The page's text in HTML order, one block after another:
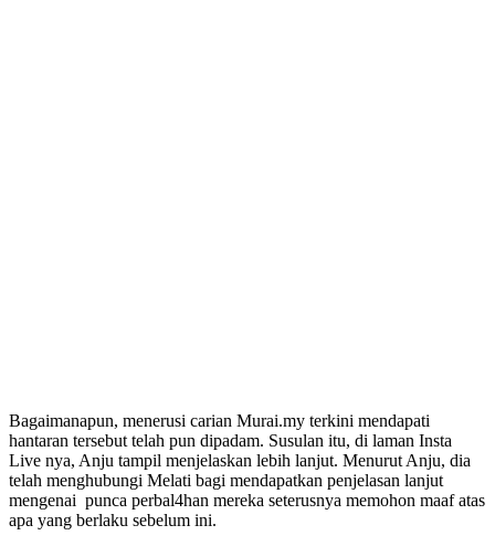
Bagaimanapun, menerusi carian Murai.my terkini mendapati
hantaran tersebut telah pun dipadam. Susulan itu, di laman Insta
Live nya, Anju tampil menjelaskan lebih lanjut. Menurut Anju, dia
telah menghubungi Melati bagi mendapatkan penjelasan lanjut
mengenai punca perbal4han mereka seterusnya memohon maaf atas
apa yang berlaku sebelum ini.